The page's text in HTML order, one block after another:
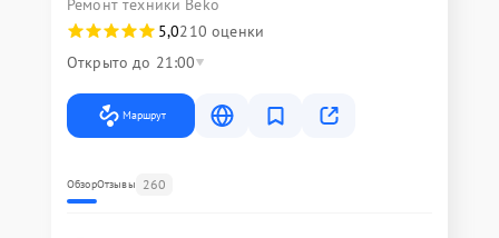
Ремонт техники Beko
5,0210 оценки
Открыто до 21:00
Маршрут
ОбзорОтзывы 260